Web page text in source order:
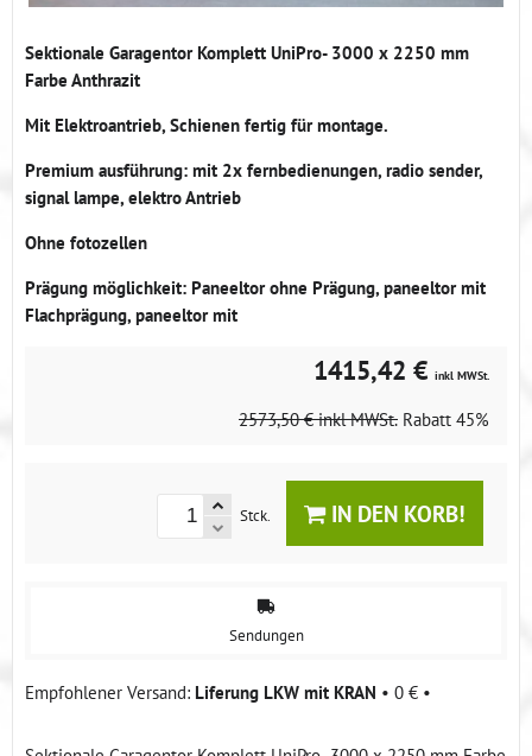
Sektionale Garagentor Komplett UniPro- 3000 x 2250 mm
Farbe Anthrazit
Mit Elektroantrieb, Schienen fertig für montage.
Premium ausführung: mit 2x fernbedienungen, radio sender,
signal lampe, elektro Antrieb
Ohne fotozellen
Prägung möglichkeit: Paneeltor ohne Prägung, paneeltor mit
Flachprägung, paneeltor mit
1415,42 € inkl MWSt.
2573,50 € inkl MWSt. Rabatt 45%
Stck. IN DEN KORB!
Sendungen
Liferung LKW mit KRAN • 0 € •